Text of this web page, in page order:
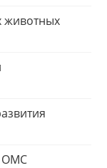
животных
ОМС